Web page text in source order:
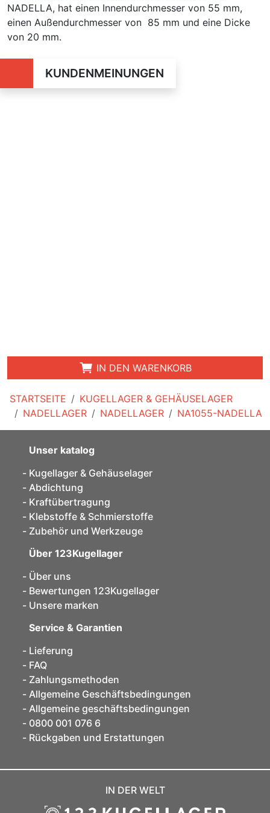
STARTSEITE
KUGELLAGER & GEHÄUSELAGER
NADELLAGER
NADELLAGER NA1055-NADELLA
NADELLA, hat einen Innendurchmesser von 55 mm,
einen Außendurchmesser von 85 mm und eine Dicke
von 20 mm.
KUNDENMEINUNGEN
IN DEN WARENKORB
Unser katalog
Kugellager & Gehäuselager
Abdichtung
Kraftübertragung
Klebstoffe & Schmierstoffe
Zubehör und Werkzeuge
Über 123Kugellager
Über uns
Bewertungen 123Kugellager
Unsere marken
Service & Garantien
Lieferung
FAQ
Zahlungsmethoden
Allgemeine Geschäftsbedingungen
Allgemeine geschäftsbedingungen
0800 001 076 6
Rückgaben und Erstattungen
IN DER WELT